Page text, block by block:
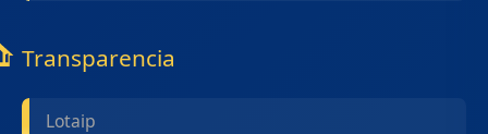
Transparencia
Lotaip